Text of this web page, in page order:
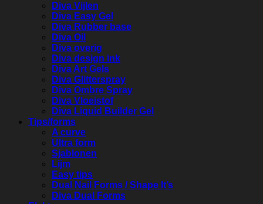
Diva Vijlen
Diva Easy Gel
Diva Rubber base
Diva Oil
Diva overig
Diva design ink
Diva Art Gels
Diva Glitterspray
Diva Ombre Spray
Diva Vloeistof
Diva Liquid Builder Gel
Tips/forms
A curve
Ultra form
Sjablonen
Lijm
Easy tips
Dual Nail Forms / Shape It’s
Diva Dual Forms